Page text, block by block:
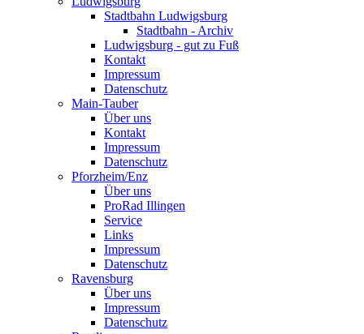
Stadtbahn Ludwigsburg
Stadtbahn - Archiv
Ludwigsburg - gut zu Fuß
Kontakt
Impressum
Datenschutz
Main-Tauber
Über uns
Kontakt
Impressum
Datenschutz
Pforzheim/Enz
Über uns
ProRad Illingen
Service
Links
Impressum
Datenschutz
Ravensburg
Über uns
Impressum
Datenschutz